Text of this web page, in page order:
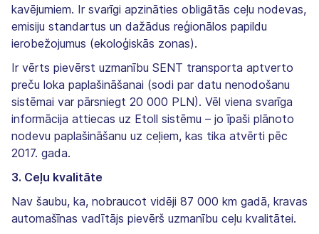
kavējumiem. Ir svarīgi apzināties obligātās ceļu nodevas,
emisiju standartus un dažādus reģionālos papildu
ierobežojumus (ekoloģiskās zonas).
Ir vērts pievērst uzmanību SENT transporta aptverto
preču loka paplašināšanai (sodi par datu nenodošanu
sistēmai var pārsniegt 20 000 PLN). Vēl viena svarīga
informācija attiecas uz Etoll sistēmu – jo īpaši plānoto
nodevu paplašināšanu uz ceļiem, kas tika atvērti pēc
2017. gada.
3. Ceļu kvalitāte
Nav šaubu, ka, nobraucot vidēji 87 000 km gadā, kravas
automašīnas vadītājs pievērš uzmanību ceļu kvalitātei.